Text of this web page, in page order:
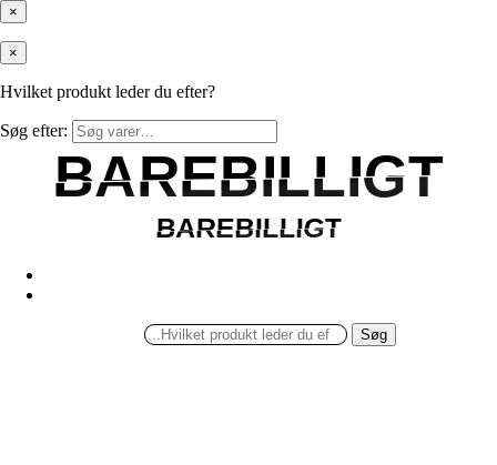
×
×
Hvilket produkt leder du efter?
Søg efter:
BAREBILLIGT
BAREBILLIGT
BAREBILLIGT
BAREBILLIGT
Søg